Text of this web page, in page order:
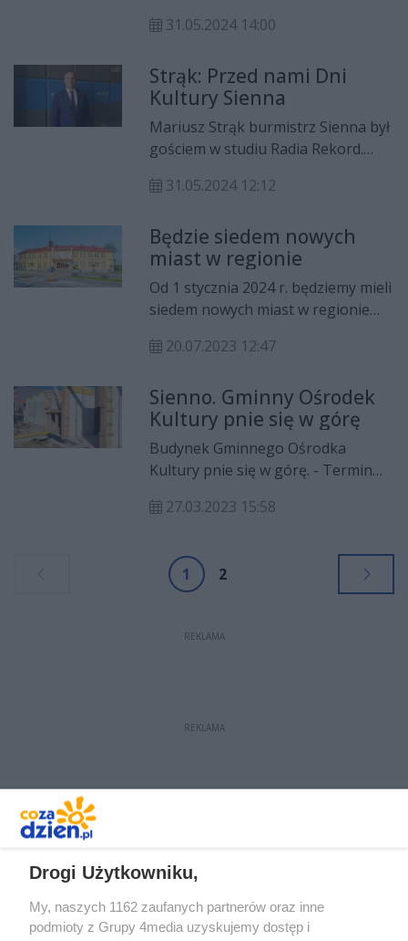
będą imprezy z okazji Dnia Dziecka.
wydarzeń, podczas których
wystąpią znani artyści. Zobaczcie
sami!
31.05.2024 14:00
Strąk: Przed nami Dni
Kultury Sienna
Mariusz Strąk burmistrz Sienna był
gościem w studiu Radia Rekord.
Dniach Kultury Sienna, które już w
na deser koncert gwiazd - Playboys
i Piękni i Młodzi.
31.05.2024 12:12
Będzie siedem nowych
miast w regionie
Od 1 stycznia 2024 r. będziemy mieli
siedem nowych miast w regionie
rozporządzenia opublikowanego
20.07.2023 12:47
Sienno. Gminny Ośrodek
Kultury pnie się w górę
Budynek Gminnego Ośrodka
Kultury pnie się w górę. - Termin
Strąk, wójt gminy Sienno.
27.03.2023 15:58
1 2
REKLAMA
REKLAMA
Drogi Użytkowniku,
My, naszych 1162 zaufanych partnerów oraz inne
podmioty z Grupy 4media uzyskujemy dostęp i